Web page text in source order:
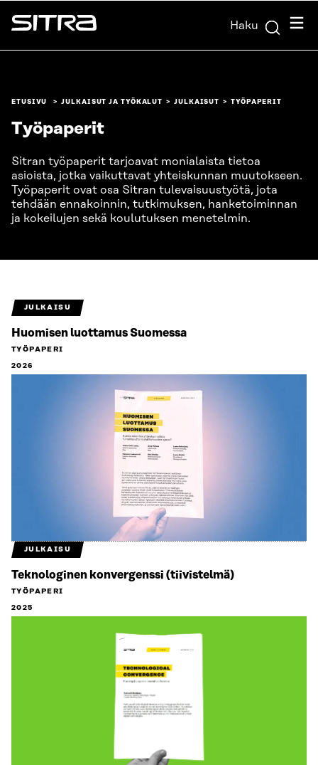
Siirry
suoraan
Sitra Haku
ETUSIVU JULKAISUT JA TYÖKALUT JULKAISUT TYÖPAPERIT
Työpaperit
Sitran työpaperit tarjoavat monialaista tietoa
asioista, jotka vaikuttavat yhteiskunnan muutokseen.
Työpaperit ovat osa Sitran tulevaisuustyötä, jota
tehdään ennakoinnin, tutkimuksen, hanketoiminnan
ja kokeilujen sekä koulutuksen menetelmin.​
JULKAISU
Huomisen luottamus Suomessa
TYÖPAPERI
2026
JULKAISU
Teknologinen konvergenssi (tiivistelmä)
TYÖPAPERI
2025